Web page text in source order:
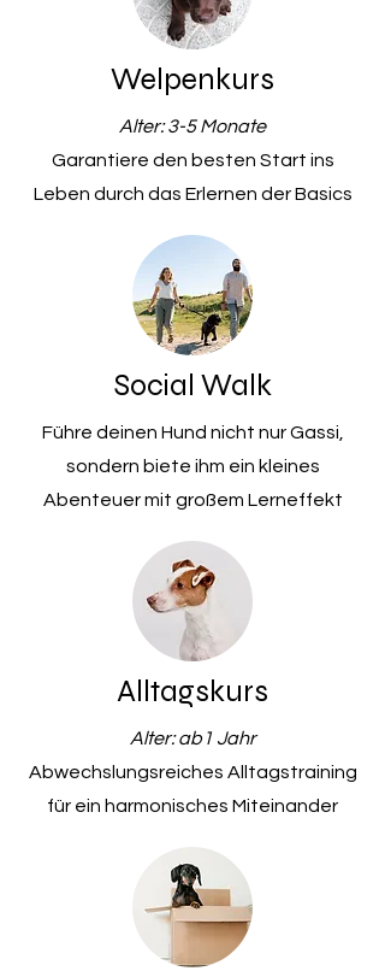
Welpenkurs
Alter: 3-5 Monate
Garantiere den besten Start ins
Leben durch das Erlernen der Basics
Social Walk
Führe deinen Hund nicht nur Gassi,
sondern biete ihm ein kleines
Abenteuer mit großem Lerneffekt
Alltagskurs
Alter: ab1 Jahr
Abwechslungsreiches Alltagstraining
für ein harmonisches Miteinander